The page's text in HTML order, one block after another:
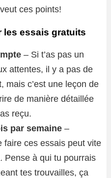
ces points!
les essais gratuits
– Si t’as pas un
attentes, il y a pas de
mais c’est une leçon de
de manière détaillée
reçu.
par semaine –
faire ces essais peut vite
Pense à qui tu pourrais
tes trouvailles, ça